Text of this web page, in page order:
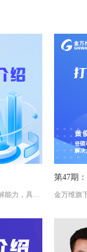
帮我吧大语言模型机器人依托大模型强大的自然语义理解能力，具备拟人化的表达能力，能够以自然流畅的语言与用户进行交流，为用户带来高效流畅的交互体验。
第47期